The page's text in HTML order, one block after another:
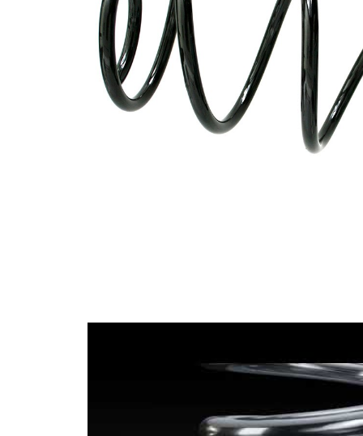
Tvar
pružiny
pružina s
konstatním
průměrem
Vnější
průměr
157 mm
Průměr
drátu
13,00 mm